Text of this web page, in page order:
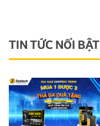
TIN TỨC NỔI BẬT